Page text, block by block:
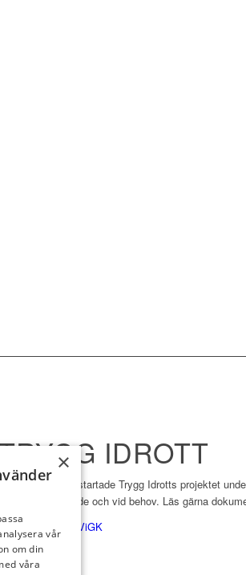
IDROTT
Viksjö Golfklubb startade Trygg Idrotts projektet
uppdateras löpande och vid behov. Läs gärna
IDROTT ViGK
×
vår
om din
våra